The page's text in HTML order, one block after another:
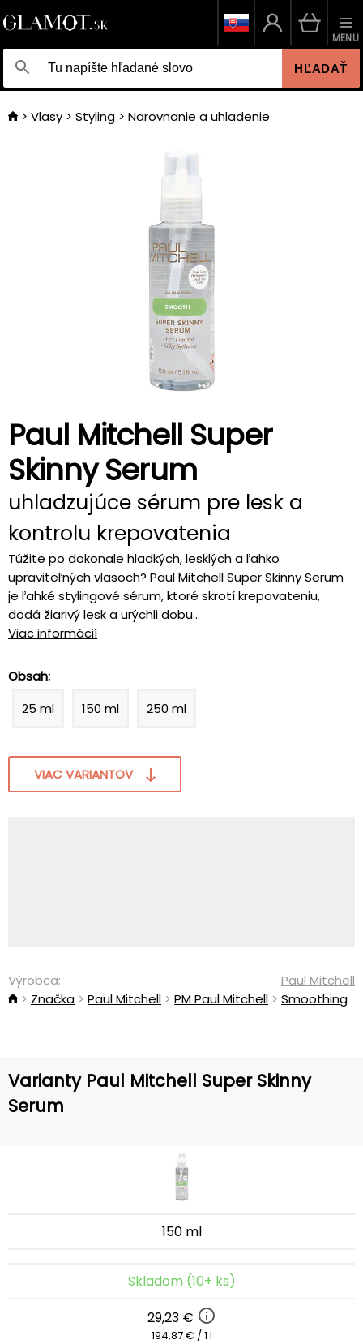
HĽADAŤ
MENU
Vlasy Styling Narovnanie a uhladenie
Paul Mitchell Super
Skinny Serum
uhladzujúce sérum pre lesk a
kontrolu krepovatenia
Túžite po dokonale hladkých, lesklých a ľahko
upraviteľných vlasoch? Paul Mitchell Super Skinny Serum
je ľahké stylingové sérum, ktoré skrotí krepovateniu,
dodá žiarivý lesk a urýchli dobu...
Viac informácií
Obsah:
25 ml
150 ml 250 ml
VIAC VARIANTOV
Výrobca:
Paul Mitchell
Značka
Paul Mitchell PM Paul Mitchell Smoothing
Varianty Paul Mitchell Super Skinny
Serum
150 ml
Skladom (10+ ks)
29,23 €
194,87 € / 1 l